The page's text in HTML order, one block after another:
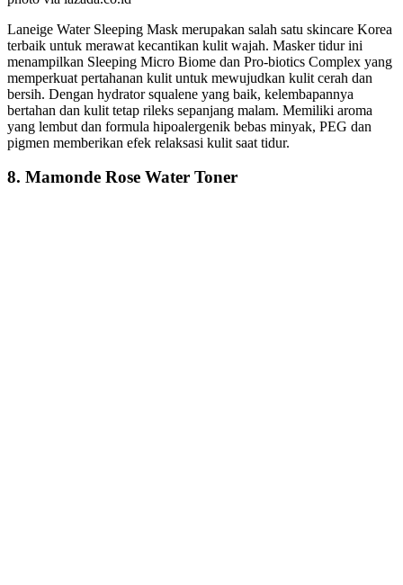
Laneige Water Sleeping Mask merupakan salah satu skincare Korea
terbaik untuk merawat kecantikan kulit wajah. Masker tidur ini
menampilkan Sleeping Micro Biome dan Pro-biotics Complex yang
memperkuat pertahanan kulit untuk mewujudkan kulit cerah dan
bersih. Dengan hydrator squalene yang baik, kelembapannya
bertahan dan kulit tetap rileks sepanjang malam. Memiliki aroma
yang lembut dan formula hipoalergenik bebas minyak, PEG dan
pigmen memberikan efek relaksasi kulit saat tidur.
8. Mamonde Rose Water Toner